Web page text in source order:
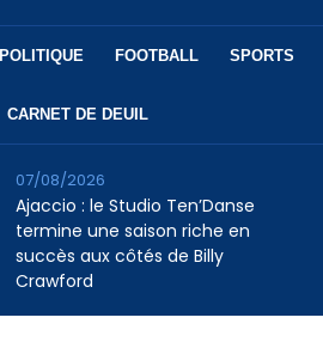
POLITIQUE FOOTBALL SPORTS
CARNET DE DEUIL
Ajaccio : le Studio Ten’Danse
termine une saison riche en
succès aux côtés de Billy
Crawford
07/08/2026